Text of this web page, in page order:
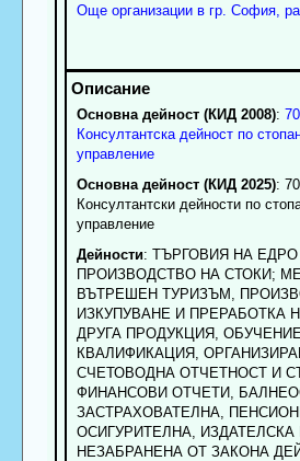
Още организации в гр. София,
Основна дейност (КИД 2008):
Консултантска дейност по
управление
Основна дейност (КИД 2025):
Консултантски дейности по
управление
Дейности: ТЪРГОВИЯ НА ЕДРО
ПРОИЗВОДСТВО НА СТОКИ;
ВЪТРЕШЕН ТУРИЗЪМ,
ИЗКУПУВАНЕ И ПРЕРАБОТКА
ДРУГА ПРОДУКЦИЯ,
КВАЛИФИКАЦИЯ,
СЧЕТОВОДНА ОТЧЕТНОСТ И
ФИНАНСОВИ ОТЧЕТИ,
ЗАСТРАХОВАТЕЛНА,
ОСИГУРИТЕЛНА, ИЗДАТЕЛСКА
НЕЗАБРАНЕНА ОТ ЗАКОНА